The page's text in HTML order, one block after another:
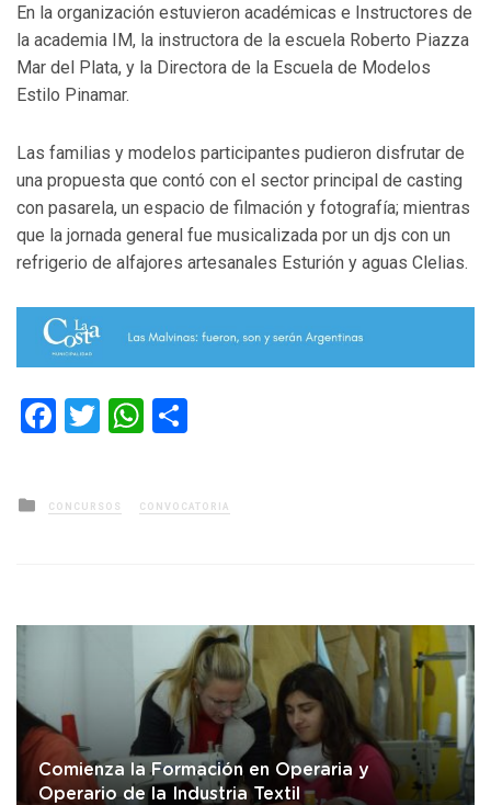
En la organización estuvieron académicas e Instructores de
la academia IM, la instructora de la escuela Roberto Piazza
Mar del Plata, y la Directora de la Escuela de Modelos
Estilo Pinamar.
Las familias y modelos participantes pudieron disfrutar de
una propuesta que contó con el sector principal de casting
con pasarela, un espacio de filmación y fotografía; mientras
que la jornada general fue musicalizada por un djs con un
refrigerio de alfajores artesanales Esturión y aguas Clelias.
Facebook
TwitterWhatsApp
Posted
in
CONCURSOS CONVOCATORIA
Comienza la Formación en Operaria y
Operario de la Industria Textil